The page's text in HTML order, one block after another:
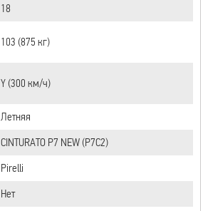
18
103 (875 кг)
Y (300 км/ч)
Летняя
CINTURATO P7 NEW (P7C2)
Pirelli
Нет